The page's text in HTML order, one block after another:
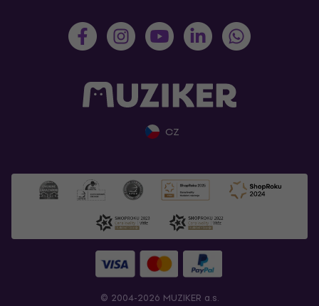
CZ
© 2004-2026 MUZIKER a.s.